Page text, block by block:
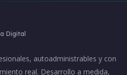
autoadministrables y con
real. Desarrollo a medida,